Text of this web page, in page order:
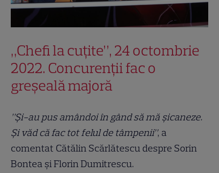
„Chefi la cuțite”, 24 octombrie
2022. Concurenții fac o
greșeală majoră
”Și-au pus amândoi în gând să mă șicaneze.
Și văd că fac tot felul de tâmpenii”, a
comentat Cătălin Scărlătescu despre Sorin
Bontea și Florin Dumitrescu.